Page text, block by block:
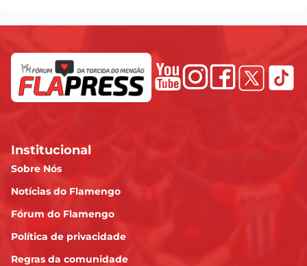
Institucional
Sobre Nós
Notícias do Flamengo
Fórum do Flamengo
Política de privacidade
Regras da comunidade